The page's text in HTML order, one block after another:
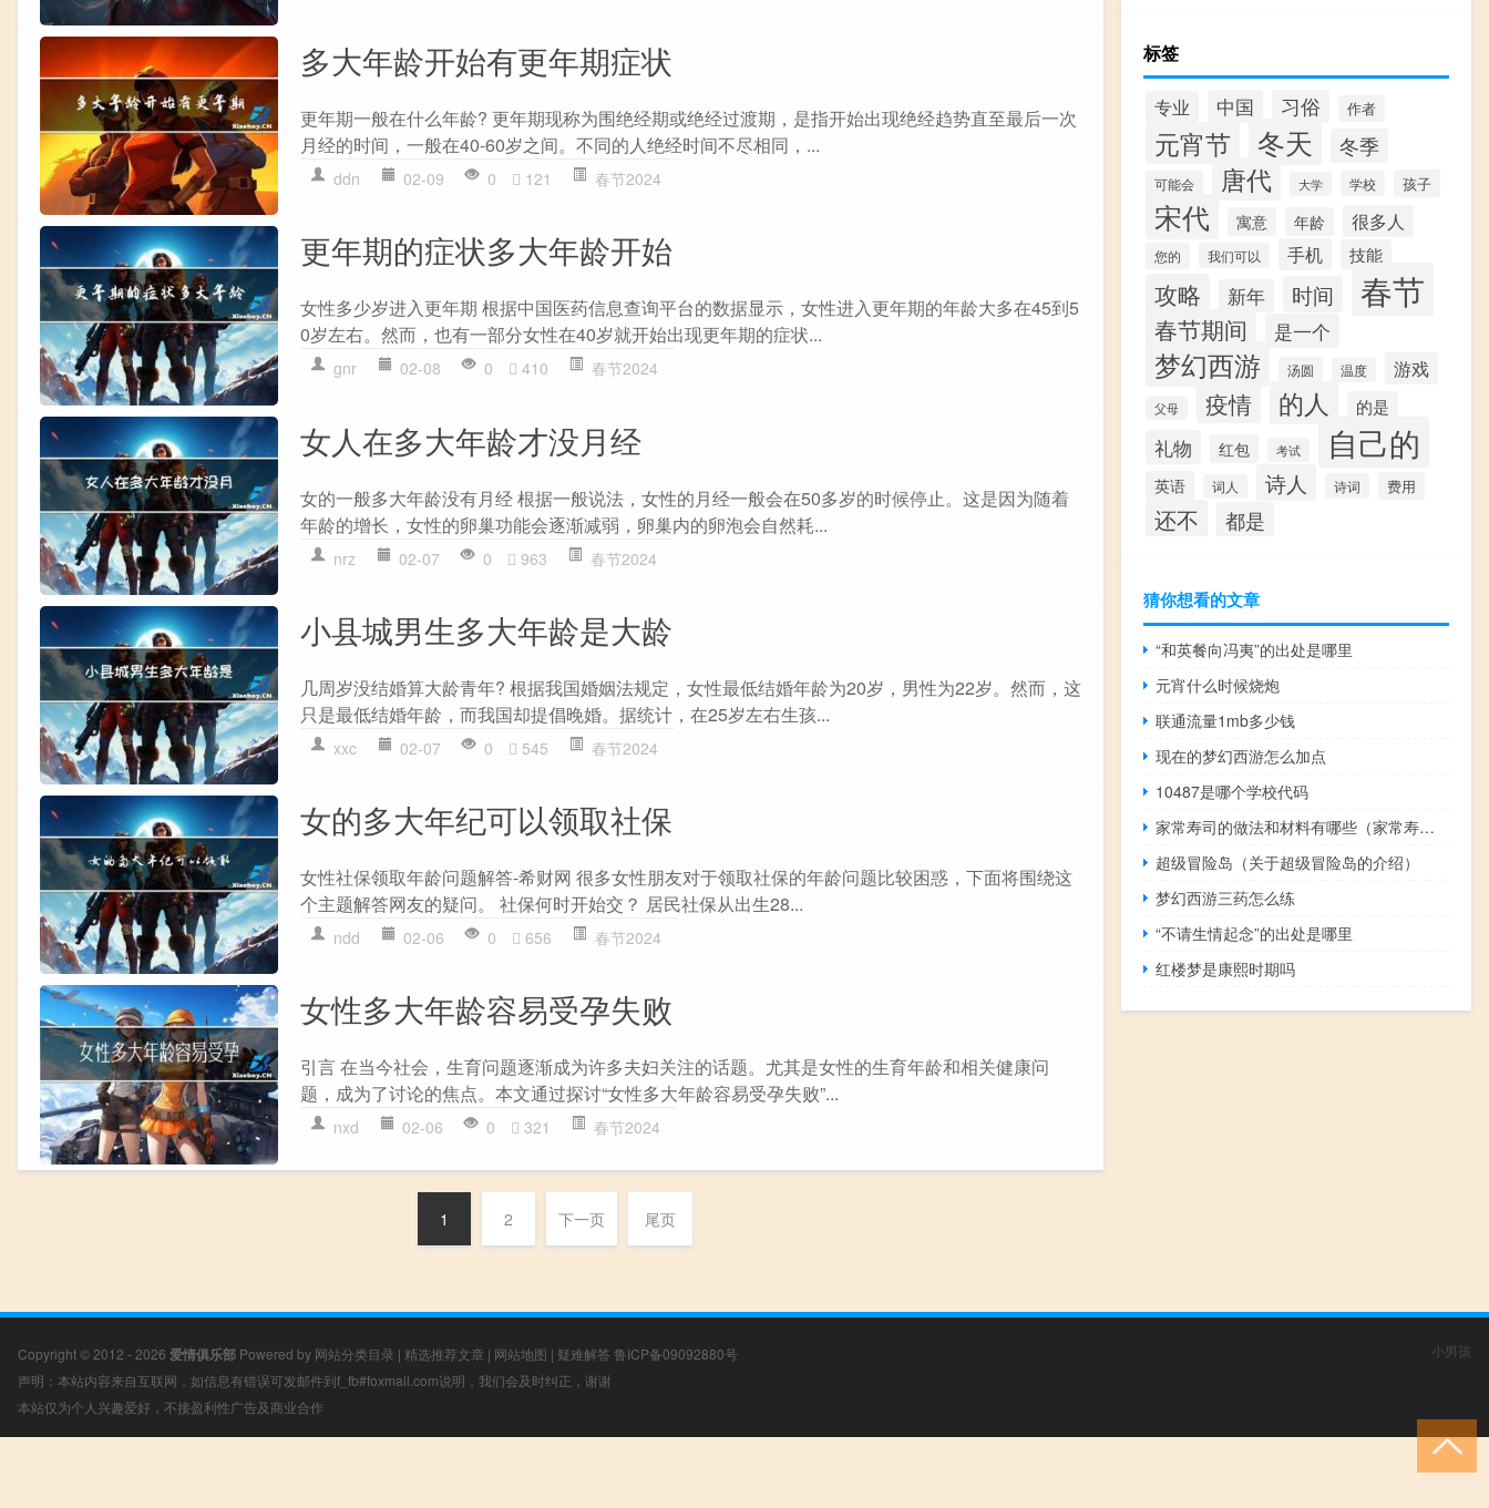
多大年龄开始有更年期症状
更年期一般在什么年龄? 更年期现称为围绝经期或绝经过渡期，是指开始出现绝经趋势直至最后一次
月经的时间，一般在40-60岁之间。不同的人绝经时间不尽相同，...
ddn 02-09 0 121 春节2024
更年期的症状多大年龄开始
女性多少岁进入更年期 根据中国医药信息查询平台的数据显示，女性进入更年期的年龄大多在45到5
0岁左右。然而，也有一部分女性在40岁就开始出现更年期的症状...
gnr 02-08 0 410 春节2024
女人在多大年龄才没月经
女的一般多大年龄没有月经 根据一般说法，女性的月经一般会在50多岁的时候停止。这是因为随着
年龄的增长，女性的卵巢功能会逐渐减弱，卵巢内的卵泡会自然耗...
nrz 02-07 0 963 春节2024
小县城男生多大年龄是大龄
几周岁没结婚算大龄青年? 根据我国婚姻法规定，女性最低结婚年龄为20岁，男性为22岁。然而，这
只是最低结婚年龄，而我国却提倡晚婚。据统计，在25岁左右生孩...
xxc 02-07 0 545 春节2024
女的多大年纪可以领取社保
女性社保领取年龄问题解答-希财网 很多女性朋友对于领取社保的年龄问题比较困惑，下面将围绕这
个主题解答网友的疑问。 社保何时开始交？ 居民社保从出生28...
ndd 02-06 0 656 春节2024
女性多大年龄容易受孕失败
引言 在当今社会，生育问题逐渐成为许多夫妇关注的话题。尤其是女性的生育年龄和相关健康问
题，成为了讨论的焦点。本文通过探讨“女性多大年龄容易受孕失败”...
nxd 02-06 0 321 春节2024
1 2 下一页 尾页
标签
专业 中国 习俗 作者
元宵节 冬天 冬季
可能会 唐代 大学 学校 孩子
宋代 寓意 年龄 很多人
您的 我们可以 手机 技能
攻略 新年 时间 春节
春节期间 是一个
梦幻西游 汤圆 温度 游戏
父母 疫情 的人 的是
礼物 红包 考试 自己的
英语 词人 诗人 诗词 费用
还不 都是
猜你想看的文章
“和英餐向冯夷”的出处是哪里
元宵什么时候烧炮
联通流量1mb多少钱
现在的梦幻西游怎么加点
10487是哪个学校代码
家常寿司的做法和材料有哪些（家常寿司的做法和材料）
超级冒险岛（关于超级冒险岛的介绍）
梦幻西游三药怎么练
“不请生情起念”的出处是哪里
红楼梦是康熙时期吗
Copyright © 2012 - 2026 爱情俱乐部 Powered by 网站分类目录 | 精选推荐文章 | 网站地图 | 疑难解答 鲁ICP备09092880号
声明：本站内容来自互联网，如信息有错误可发邮件到f_fb#foxmail.com说明，我们会及时纠正，谢谢
本站仅为个人兴趣爱好，不接盈利性广告及商业合作
小男孩